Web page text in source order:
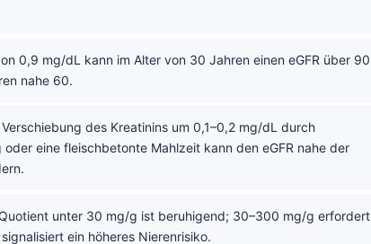
0,9 mg/dL kann im Alter von 30 Jahren einen eGFR über 90
nahe 60.
Verschiebung des Kreatinins um 0,1–0,2 mg/dL durch
eine fleischbetonte Mahlzeit kann den eGFR nahe der
unter 30 mg/g ist beruhigend; 30–300 mg/g erfordert
ein höheres Nierenrisiko.